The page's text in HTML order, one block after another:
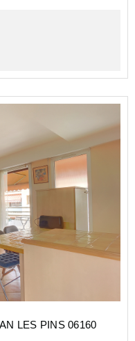
LES PINS 06160